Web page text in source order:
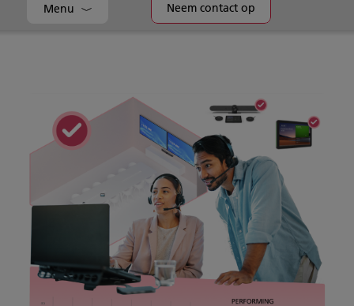
Menu Neem contact op